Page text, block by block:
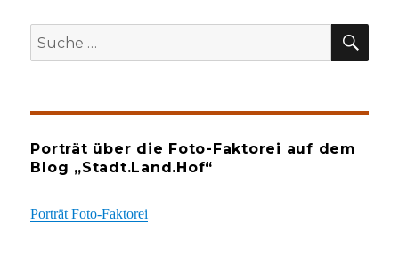
Suche
nach:
Porträt über die Foto-Faktorei auf dem
Blog „Stadt.Land.Hof“
Porträt Foto-Faktorei